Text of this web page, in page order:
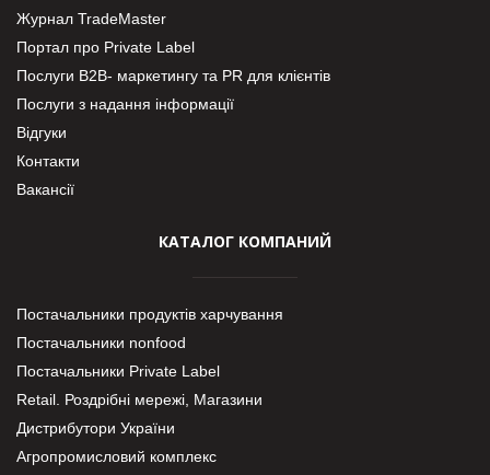
Журнал TradeMaster
Портал про Private Label
Послуги В2В- маркетингу та PR для клієнтів
Послуги з надання інформації
Відгуки
Контакти
Вакансії
КАТАЛОГ КОМПАНИЙ
Постачальники продуктів харчування
Постачальники nonfood
Постачальники Private Label
Retail. Роздрібні мережі, Магазини
Дистрибутори України
Агропромисловий комплекс